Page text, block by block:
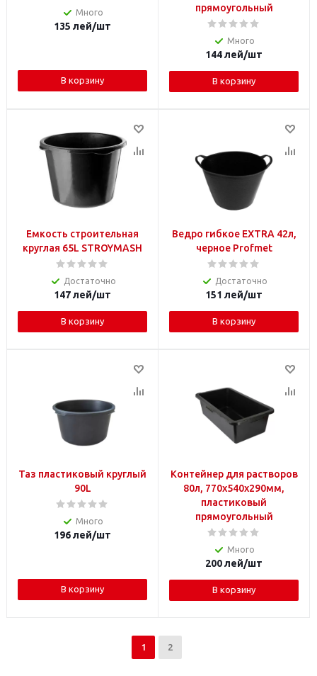
Много
135 лей/шт
В корзину
прямоугольный
Много
144лей/шт
В корзину
Емкость строительная
круглая 65L STROYMASH
Достаточно
147лей/шт
В корзину
Ведро гибкое EXTRA 42л,
черное Profmet
Достаточно
151 лей/шт
В корзину
Таз пластиковый круглый
90L
Много
196лей/шт
В корзину
Контейнер для растворов
80л, 770х540х290мм,
пластиковый
прямоугольный
Много
200лей/шт
В корзину
1 2